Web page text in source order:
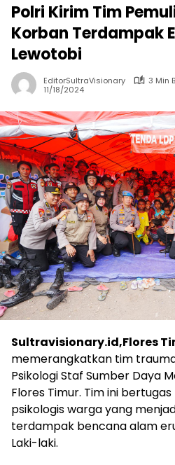
Polri Kirim Tim
Korban Terdampak
Lewotobi
EditorSultraVisionary
3 Min
11/18/2024
Sultravisionary.id,Flores
memerangkatkan tim
Psikologi Staf Sumber Daya
Flores Timur. Tim ini
psikologis warga yang
terdampak bencana alam
Laki-laki.